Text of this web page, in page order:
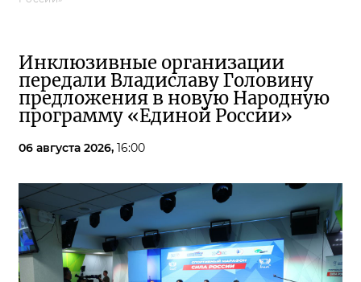
Инклюзивные организации
передали Владиславу Головину
предложения в новую Народную
программу «Единой России»
06 августа 2026, 16:00